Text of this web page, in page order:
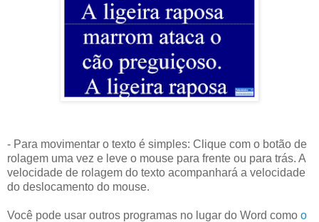
- Para movimentar o texto é simples: Clique com o botão de
rolagem uma vez e leve o mouse para frente ou para trás. A
velocidade de rolagem do texto acompanhará a velocidade
do deslocamento do mouse.
Você pode usar outros programas no lugar do Word como o